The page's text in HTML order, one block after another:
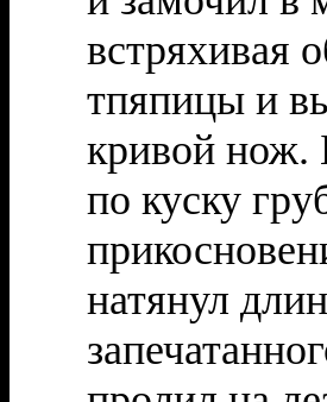
встряхивая
тпяпицы и
кривой нож.
по куску
натянул